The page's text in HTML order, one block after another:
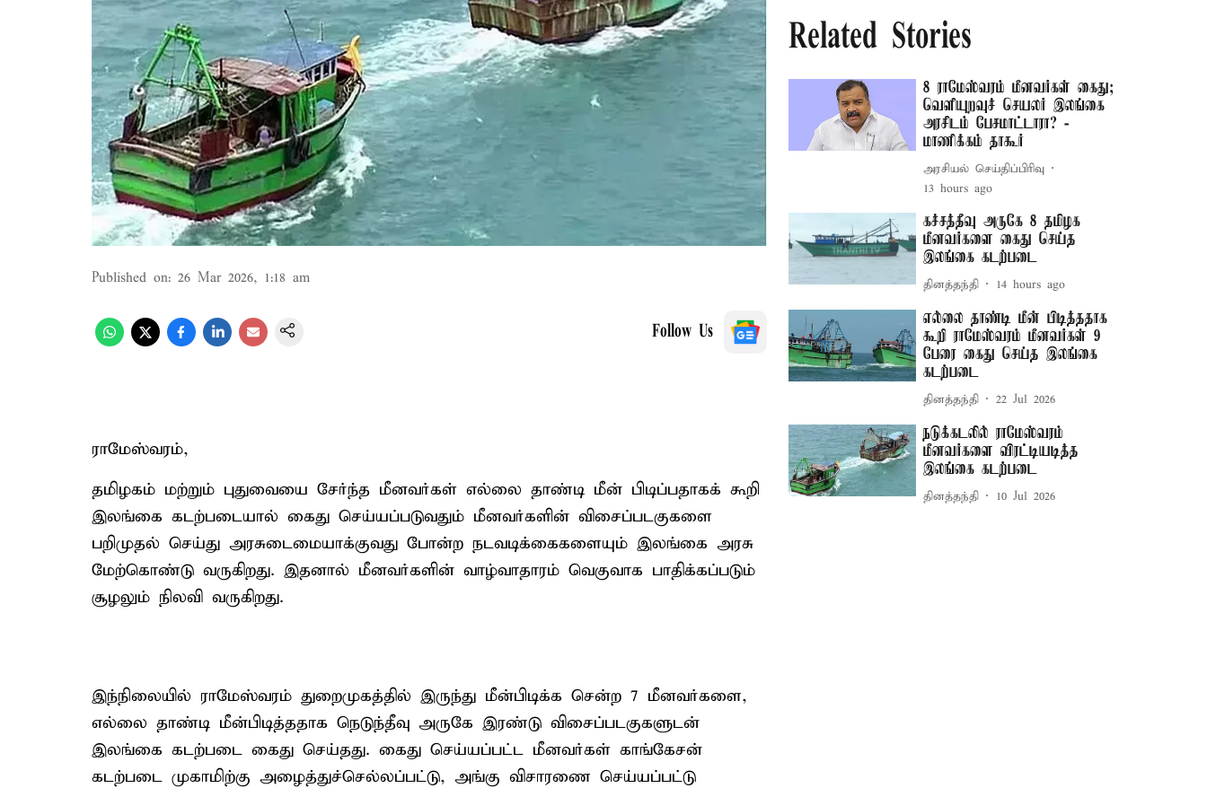
Published on: 26 Mar 2026, 1:18 am
Follow Us
ராமேஸ்வரம்,
தமிழகம் மற்றும் புதுவையை சேர்ந்த மீனவர்கள் எல்லை தாண்டி மீன் பிடிப்பதாகக் கூறி
இலங்கை கடற்படையால் கைது செய்யப்படுவதும் மீனவர்களின் விசைப்படகுகளை
பறிமுதல் செய்து அரசுடைமையாக்குவது போன்ற நடவடிக்கைகளையும் இலங்கை அரசு
மேற்கொண்டு வருகிறது. இதனால் மீனவர்களின் வாழ்வாதாரம் வெகுவாக பாதிக்கப்படும்
சூழலும் நிலவி வருகிறது.
இந்நிலையில் ராமேஸ்வரம் துறைமுகத்தில் இருந்து மீன்பிடிக்க சென்ற 7 மீனவர்களை,
எல்லை தாண்டி மீன்பிடித்ததாக நெடுந்தீவு அருகே இரண்டு விசைப்படகுகளுடன்
இலங்கை கடற்படை கைது செய்தது. கைது செய்யப்பட்ட மீனவர்கள் காங்கேசன்
கடற்படை முகாமிற்கு அழைத்துச்செல்லப்பட்டு, அங்கு விசாரணை செய்யப்பட்டு
Related Stories
8 ராமேஸ்வரம் மீனவர்கள் கைது;
வெளியுறவுச் செயலர் இலங்கை
அரசிடம் பேசமாட்டாரா? -
மாணிக்கம் தாகூர்
அரசியல் செய்திப்பிரிவு
13 hours ago
கச்சத்தீவு அருகே 8 தமிழக
மீனவர்களை கைது செய்த
இலங்கை கடற்படை
தினத்தந்தி 14 hours ago
எல்லை தாண்டி மீன் பிடித்ததாக
கூறி ராமேஸ்வரம் மீனவர்கள் 9
பேரை கைது செய்த இலங்கை
கடற்படை
தினத்தந்தி 22 Jul 2026
நடுக்கடலில் ராமேஸ்வரம்
மீனவர்களை விரட்டியடித்த
இலங்கை கடற்படை
தினத்தந்தி 10 Jul 2026